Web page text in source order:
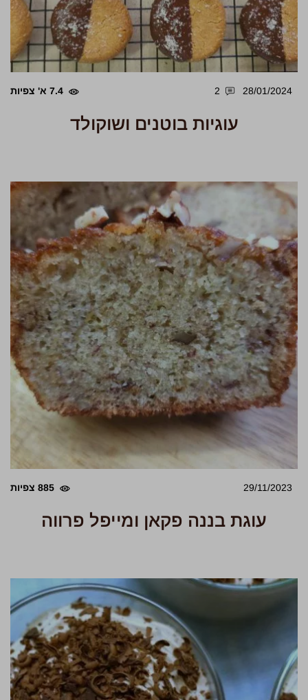
28/01/2024
2 7.4 א' צפיות
עוגיות בוטנים ושוקולד
29/11/2023 885 צפיות
עוגת בננה פקאן ומייפל פרווה